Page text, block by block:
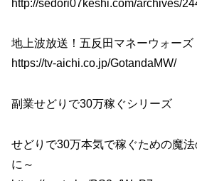
http://sedori07keshi.com/archives/
地上波放送！五反田マネーウォー
https://tv-aichi.co.jp/GotandaMW/
副業せどりで30万稼ぐシリーズ
せどりで30万本気で稼ぐための魔
に～